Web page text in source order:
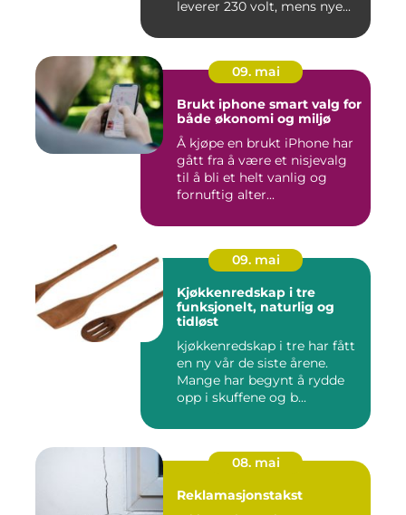
leverer 230 volt, mens nye...
09. mai
Brukt iphone smart valg for
både økonomi og miljø
Å kjøpe en brukt iPhone har
gått fra å være et nisjevalg
til å bli et helt vanlig og
fornuftig alter...
09. mai
Kjøkkenredskap i tre
funksjonelt, naturlig og
tidløst
kjøkkenredskap i tre har fått
en ny vår de siste årene.
Mange har begynt å rydde
opp i skuffene og b...
08. mai
Reklamasjonstakst